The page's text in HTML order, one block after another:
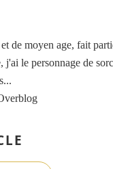
de moyen age, fait
j'ai le personnage de